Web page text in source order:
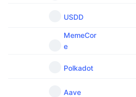
USDD
MemeCor
e
Polkadot
Aave